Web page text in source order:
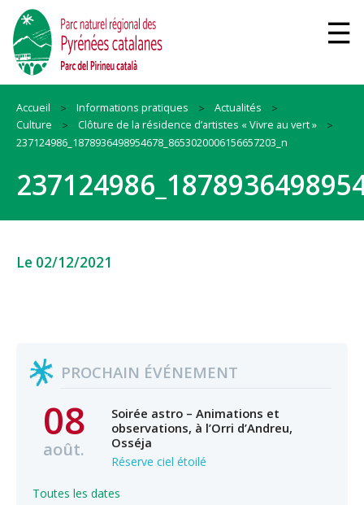
Accueil Informations pratiques
Actualités
Culture
Clôture de la résidence d’artistes « Vivre au vert »
237124986_1878936498954678_8653020006156657203_n
Le 02/12/2021
PROCHAIN ÉVÉNEMENT
08
août.
Soirée astro – Animations et
observations, à l’Orri d’Andreu,
Osséja
Réserve ciel étoilé
Toutes les dates